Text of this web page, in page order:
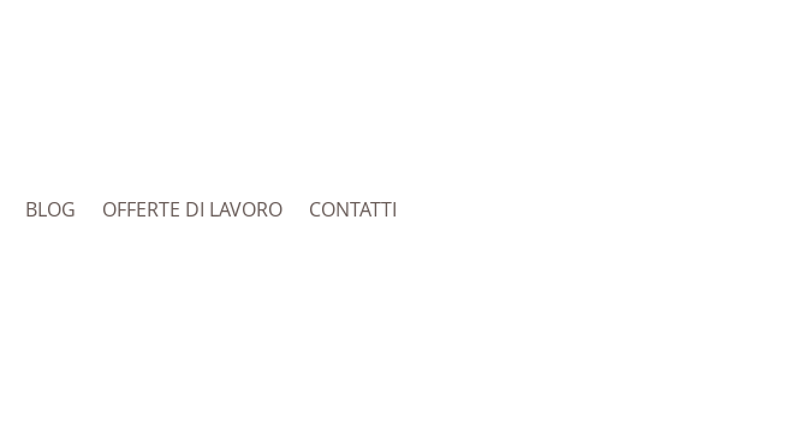
BLOG OFFERTE DI LAVORO CONTATTI